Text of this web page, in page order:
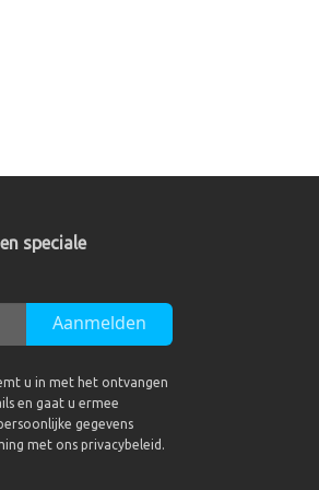
speciale
Aanmelden
u in met het ontvangen
en gaat u ermee
gegevens
met ons privacybeleid.